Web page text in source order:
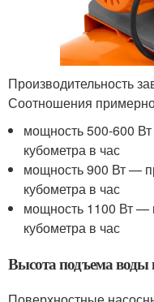
Производительность
Соотношения
мощность 500-600
кубометра в час
мощность 900 Вт —
кубометра в час
мощность 1100 Вт —
кубометра в час
Высота подъема воды